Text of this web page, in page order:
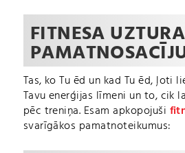
FITNESA UZTURA
Tas, ko Tu ēd un kad Tu ēd, ļoti
Tavu enerģijas līmeni un to, cik
pēc treniņa. Esam apkopojuši
svarīgākos pamatnoteikumus: